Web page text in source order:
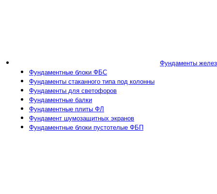
Фундаменты
Фундаментные блоки ФБС
Фундаменты стаканного типа под колонны
Фундаменты для светофоров
Фундаментные балки
Фундаментные плиты ФЛ
Фундамент шумозащитных экранов
Фундаментные блоки пустотелые ФБП